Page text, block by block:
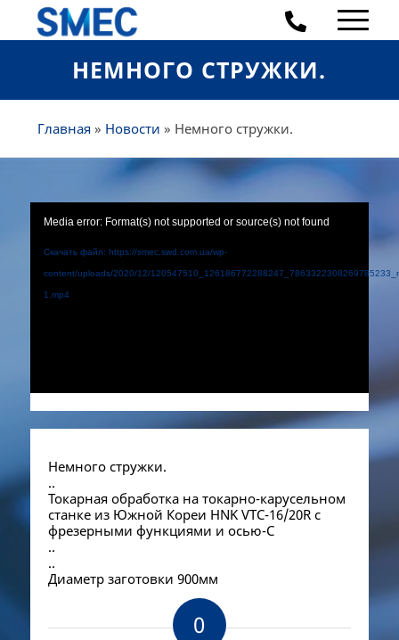
НЕМНОГО СТРУЖКИ.
Главная » Новости » Немного стружки.
Media error: Format(s) not supported or source(s) not found
Скачать файл: https://smec.swd.com.ua/wp-
content/uploads/2020/12/
1.mp4
Немного стружки.
..
Токарная обработка на токарно-карусельном
станке из Южной Кореи HNK VTC-16/20R с
фрезерными функциями и осью-С
..
..
Диаметр заготовки 900мм
0